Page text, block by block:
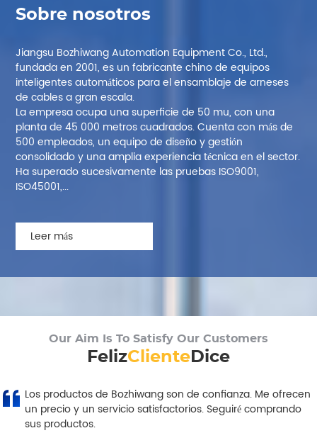
Sobre nosotros
Jiangsu Bozhiwang Automation Equipment Co., Ltd.,
fundada en 2001, es un fabricante chino de equipos
inteligentes automáticos para el ensamblaje de arneses
de cables a gran escala.
La empresa ocupa una superficie de 50 mu, con una
planta de 45 000 metros cuadrados. Cuenta con más de
500 empleados, un equipo de diseño y gestión
consolidado y una amplia experiencia técnica en el sector.
Ha superado sucesivamente las pruebas ISO9001,
ISO45001,...
Leer más
FelizCliente Dice
Los productos de Bozhiwang son de confianza. Me ofrecen
un precio y un servicio satisfactorios. Seguiré comprando
sus productos.